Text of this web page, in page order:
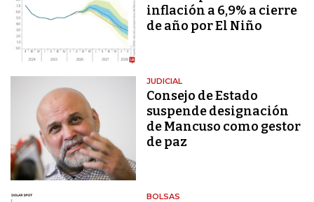
inflación a 6,9% a cierre
de año por El Niño
JUDICIAL
Consejo de Estado
suspende designación
de Mancuso como gestor
de paz
BOLSAS